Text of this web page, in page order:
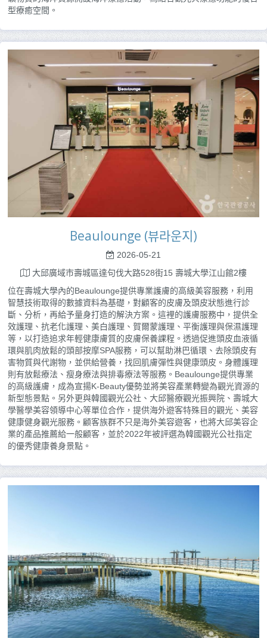
型療癒空間。
Beaulounge (뷰라운지)
2026-05-21
大邱廣域市壽城區達句伐大路528街15 壽城大學江山館2樓
位在壽城大學內的Beaulounge提供專業護膚的高級美容服務，利用
智慧技術取得的數據資料為基礎，對顧客的皮膚及頭皮狀態進行診
斷、分析，再給予量身打造的解決方案。這裡的護膚服務中，提供全
效護理、抗老化護理、美白護理、賀爾蒙護理、平衡護理與保濕護理
等，以打造追求年輕健康膚質的皮膚保養課程。透過促進頭皮血液循
環與肌肉放鬆的頭部按摩SPA服務，可以幫助淋巴循環、去除頭皮有
害物質與代謝物，並供給營養，找回肌膚彈性與健康頭皮。身體護理
則有放鬆療法、瘦身療法與排毒療法等服務。Beaulounge提供專業
的高級護膚，成為宣揚K-Beauty優勢並將美容產業轉變為觀光資源的
新型態景點。另外更與韓國觀光公社、大邱醫療觀光振興院、壽城大
學醫學美容領導中心等單位合作，提供海外遊客特殊目的觀光、美容
健康健身觀光服務。顧客族群不只是海外美容遊客，也將大邱美容企
業的產品推薦給一般顧客，並於2022年被評選為韓國觀光公社指定
的優秀健康養身景點。